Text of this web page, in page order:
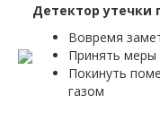
Детектор утечки
Вовремя
Принять меры
Покинуть
газом